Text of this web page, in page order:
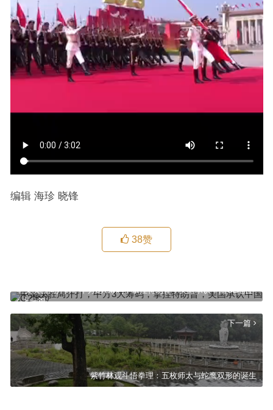
编辑 海珍 晓锋
38赞
上一篇
中美决胜局开打，中方3大筹码，拿捏特朗普，美国承认中国G2地位
下一篇
紫竹林观斗悟拳理：五枚师太与蛇鹰双形的诞生